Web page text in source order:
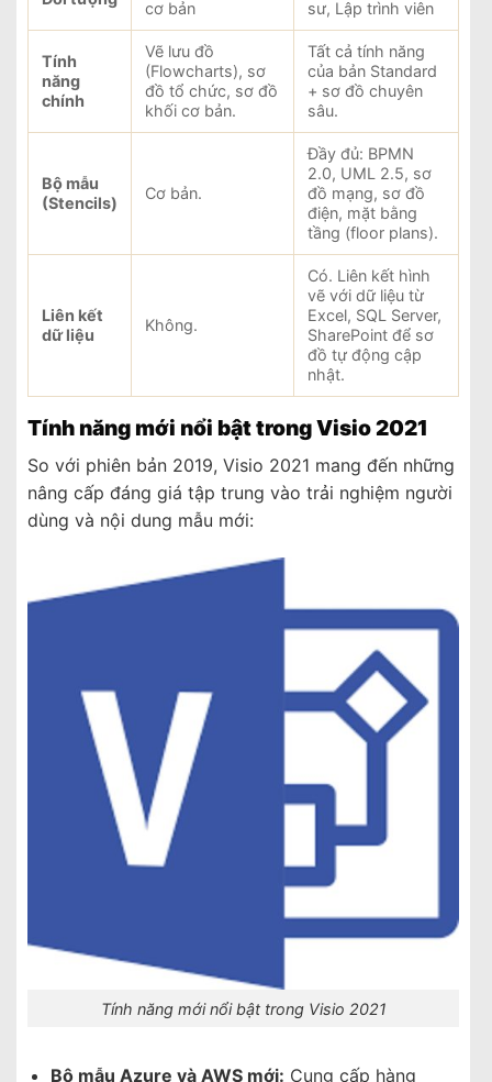
cơ bản
sư, Lập trình viên
Tính
năng
chính
Vẽ lưu đồ
(Flowcharts), sơ
đồ tổ chức, sơ đồ
khối cơ bản.
Tất cả tính năng
của bản Standard
+ sơ đồ chuyên
sâu.
Bộ mẫu
(Stencils)
Cơ bản.
Đầy đủ: BPMN
2.0, UML 2.5, sơ
đồ mạng, sơ đồ
điện, mặt bằng
tầng (floor plans).
Liên kết
dữ liệu
Không.
Có. Liên kết hình
vẽ với dữ liệu từ
Excel, SQL Server,
SharePoint để sơ
đồ tự động cập
nhật.
Tính năng mới nổi bật trong Visio 2021
So với phiên bản 2019, Visio 2021 mang đến những
nâng cấp đáng giá tập trung vào trải nghiệm người
dùng và nội dung mẫu mới:
Tính năng mới nổi bật trong Visio 2021
Bộ mẫu Azure và AWS mới: Cung cấp hàng